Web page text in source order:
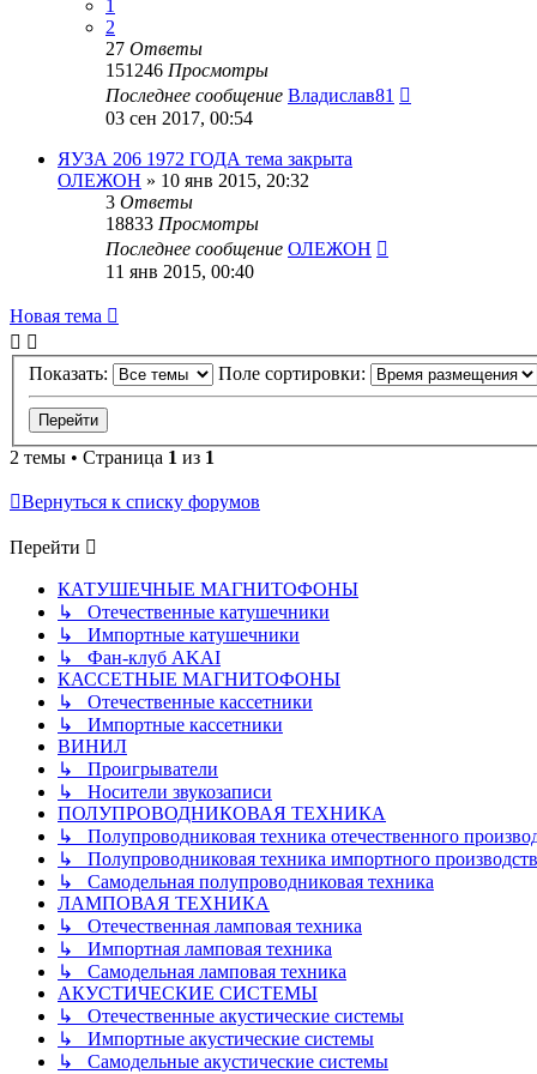
1
2
27 Ответы
151246 Просмотры
Последнее сообщение Владислав81
03 сен 2017, 00:54
ЯУЗА 206 1972 ГОДА тема закрыта
ОЛЕЖОН » 10 янв 2015, 20:32
3 Ответы
18833 Просмотры
Последнее сообщение ОЛЕЖОН
11 янв 2015, 00:40
Новая тема
Показать: Поле сортировки:
2 темы • Страница 1 из 1
Вернуться к списку форумов
Перейти
КАТУШЕЧНЫЕ МАГНИТОФОНЫ
↳ Отечественные катушечники
↳ Импортные катушечники
↳ Фан-клуб AKAI
КАССЕТНЫЕ МАГНИТОФОНЫ
↳ Отечественные кассетники
↳ Импортные кассетники
ВИНИЛ
↳ Проигрыватели
↳ Носители звукозаписи
ПОЛУПРОВОДНИКОВАЯ ТЕХНИКА
↳ Полупроводниковая техника отечественного
↳ Полупроводниковая техника импортного
↳ Самодельная полупроводниковая техника
ЛАМПОВАЯ ТЕХНИКА
↳ Отечественная ламповая техника
↳ Импортная ламповая техника
↳ Самодельная ламповая техника
АКУСТИЧЕСКИЕ СИСТЕМЫ
↳ Отечественные акустические системы
↳ Импортные акустические системы
↳ Самодельные акустические системы